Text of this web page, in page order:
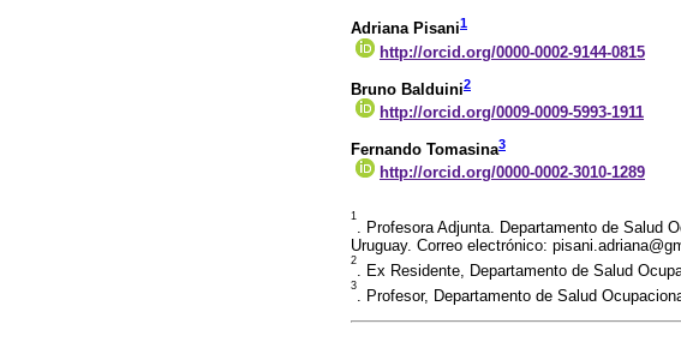
Adriana Pisani1
http://orcid.org/0000-0002-9144-0815
Bruno Balduini2
http://orcid.org/0009-0009-5993-1911
Fernando Tomasina3
http://orcid.org/0000-0002-3010-1289
1
. Profesora Adjunta. Departamento de Salud
Uruguay. Correo electrónico:
2
. Ex Residente, Departamento de Salud
3
. Profesor, Departamento de Salud